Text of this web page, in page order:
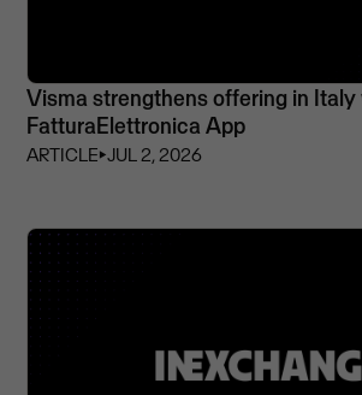
Visma strengthens offering in
FatturaElettronica App
ARTICLE⏵JUL 2, 2026